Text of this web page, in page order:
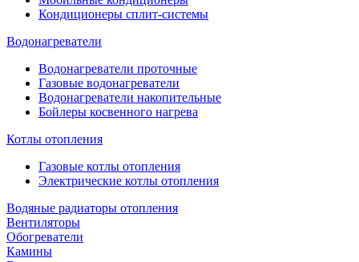
Кондиционеры сплит-системы
Водонагреватели
Водонагреватели проточные
Газовые водонагреватели
Водонагреватели накопительные
Бойлеры косвенного нагрева
Котлы отопления
Газовые котлы отопления
Электрические котлы отопления
Водяные радиаторы отопления
Вентиляторы
Обогреватели
Камины